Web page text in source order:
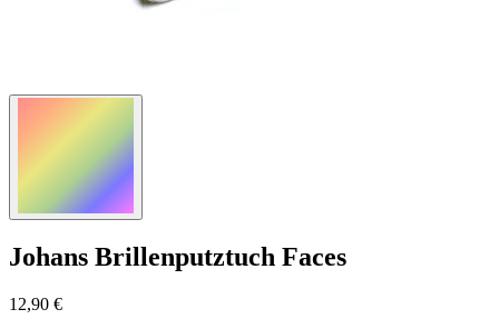
Johans Brillenputztuch Faces
12,90 €